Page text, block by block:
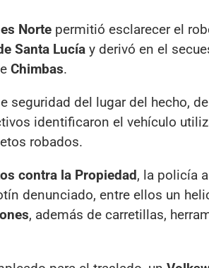
Norte permitió esclarecer el
Santa Lucía y derivó en el
Chimbas.
del lugar del hecho,
identificaron el vehículo
robados.
contra la Propiedad, la policía
denunciado, entre ellos un
, además de carretillas,